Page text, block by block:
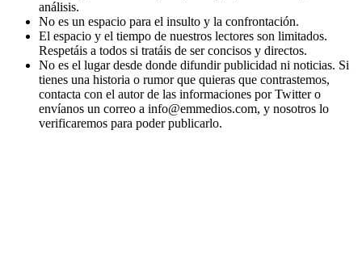
análisis.
No es un espacio para el insulto y la confrontación.
El espacio y el tiempo de nuestros lectores son limitados.
Respetáis a todos si tratáis de ser concisos y directos.
No es el lugar desde donde difundir publicidad ni noticias. Si
tienes una historia o rumor que quieras que contrastemos,
contacta con el autor de las informaciones por Twitter o
envíanos un correo a info@emmedios.com, y nosotros lo
verificaremos para poder publicarlo.